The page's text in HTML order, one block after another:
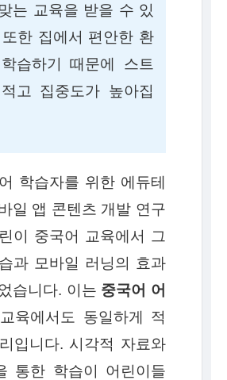
는 교육을 받을 수 있
한 집에서 편안한 환
습하기 때문에 스트
고 집중도가 높아집
학습자를 위한 에듀테
일 앱 콘텐츠 개발 연구
이 중국어 교육에서 그
과 모바일 러닝의 효과
습니다. 이는 중국어 어
육에서도 동일하게 적
입니다. 시각적 자료와
통한 학습이 어린이들